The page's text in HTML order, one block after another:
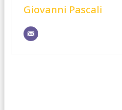
Giovanni Pascali